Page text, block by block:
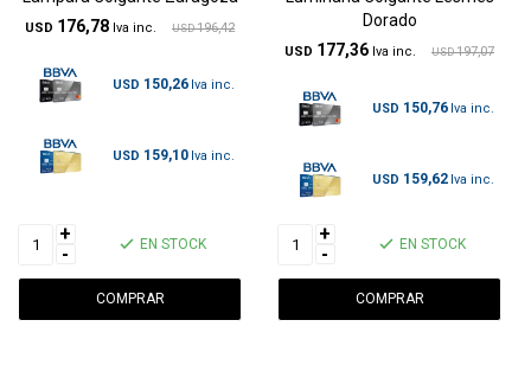
USD 176,78 USD 196,42
USD 150,26
USD 159,10
+
-
EN STOCK
Dorado
USD 177,36 USD 197,07
USD 150,76
USD 159,62
+
-
EN STOCK